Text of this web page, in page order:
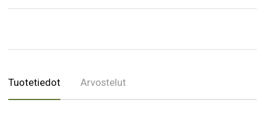
Tuotetiedot Arvostelut